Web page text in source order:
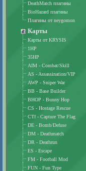
DeathMatch плагины
BioHazard плагины
Плагины от neygomon
Карты
Карты от KRYSIS
1HP
35HP
AIM - Combat/Skill
AS - Assassination/VIP
AWP - Sniper War
BB - Base Builder
BHOP - Bunny Hop
CS - Hostage Rescue
CTf - Capture The Flag
DE - Bomb/Defuse
DM - Deathmatch
DR - Deathrun
ES - Escape
FM - Football Mod
FUN - Fun Type